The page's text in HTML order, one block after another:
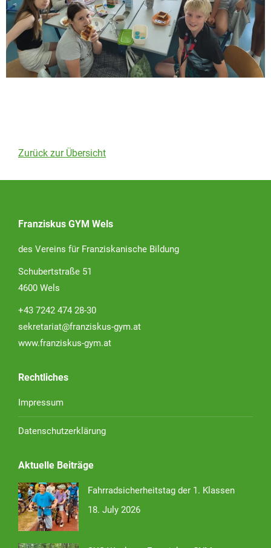
Zurück zur Übersicht
Franziskus GYM Wels
des Vereins für Franziskanische Bildung
Schubertstraße 51
4600 Wels
+43 7242 474 28-30
sekretariat@franziskus-gym.at
www.franziskus-gym.at
Rechtliches
Impressum
Datenschutzerklärung
Aktuelle Beiträge
Fahrradsicherheitstag der 1. Klassen
18. July 2026